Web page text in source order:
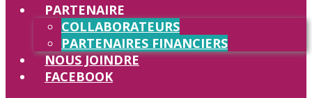
PARTENAIRE
COLLABORATEURS
PARTENAIRES FINANCIERS
NOUS JOINDRE
FACEBOOK